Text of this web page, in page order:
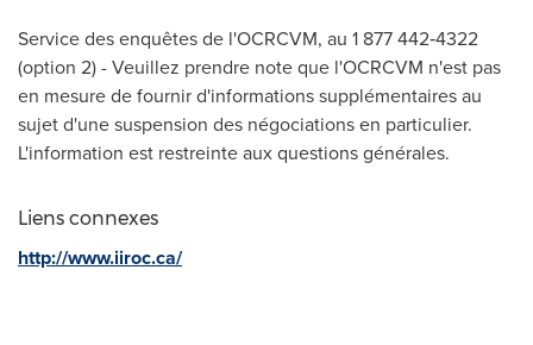
Service des enquêtes de l'OCRCVM, au 1 877 442‑4322
(option 2) - Veuillez prendre note que l'OCRCVM n'est pas
en mesure de fournir d'informations supplémentaires au
sujet d'une suspension des négociations en particulier.
L'information est restreinte aux questions générales.
Liens connexes
http://www.iiroc.ca/